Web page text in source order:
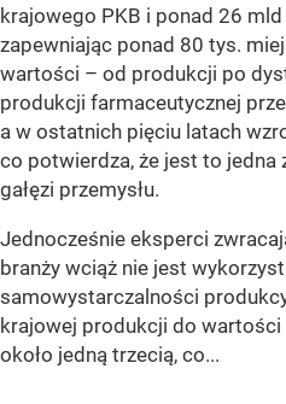
krajowego PKB i ponad 26
zapewniając ponad 80 tys.
wartości – od produkcji po
produkcji farmaceutycznej
a w ostatnich pięciu latach
co potwierdza, że jest to jedna
gałęzi przemysłu.
Jednocześnie eksperci
branży wciąż nie jest
samowystarczalności
krajowej produkcji do wartości
około jedną trzecią, co...